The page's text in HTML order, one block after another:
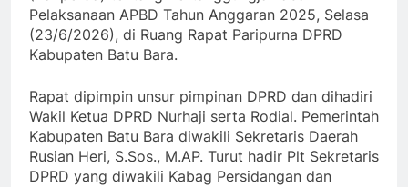
Pelaksanaan APBD Tahun Anggaran 2025, Selasa
(23/6/2026), di Ruang Rapat Paripurna DPRD
Kabupaten Batu Bara.
Rapat dipimpin unsur pimpinan DPRD dan dihadiri
Wakil Ketua DPRD Nurhaji serta Rodial. Pemerintah
Kabupaten Batu Bara diwakili Sekretaris Daerah
Rusian Heri, S.Sos., M.AP. Turut hadir Plt Sekretaris
DPRD yang diwakili Kabag Persidangan dan